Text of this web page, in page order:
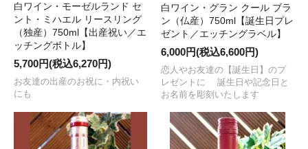
白ワイン・モーゼルランド セ
ント・ミハエル リースリング
（独産）750ml【出産祝い／エ
ッチングボトル】
5,700円(税込6,270円)
お友達の出産のお祝に・内祝い
にも
白ワイン・グラン クール ブラ
ン（仏産）750ml【誕生日プレ
ゼント／エッチングラベル】
6,000円(税込6,600円)
恋人やお友達の【誕生日】のプ
レゼントに 誕生日や記念日と
お名前を彫刻いたします